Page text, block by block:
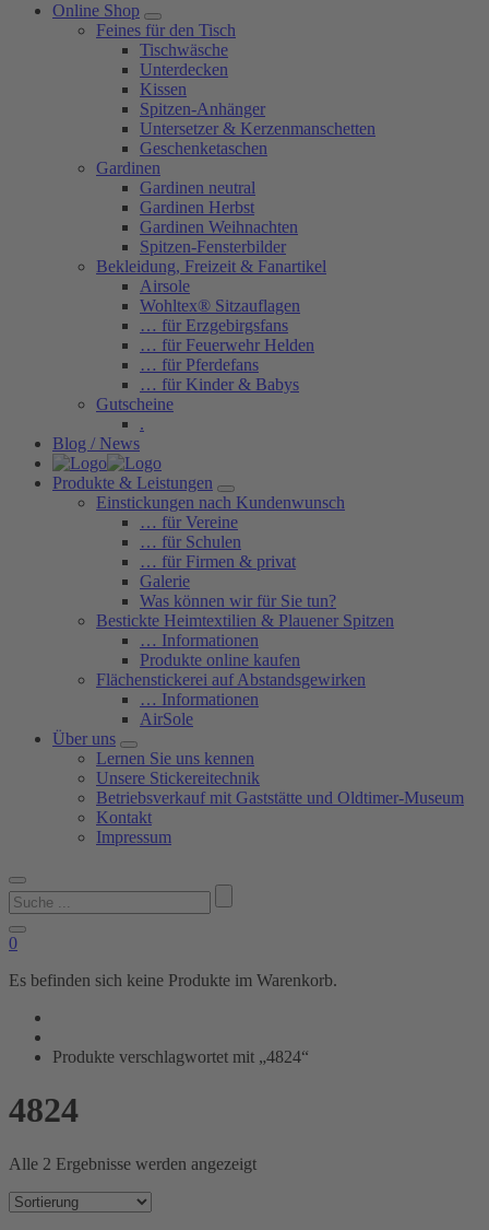
Online Shop
Feines für den Tisch
Tischwäsche
Unterdecken
Kissen
Spitzen-Anhänger
Untersetzer & Kerzenmanschetten
Geschenketaschen
Gardinen
Gardinen neutral
Gardinen Herbst
Gardinen Weihnachten
Spitzen-Fensterbilder
Bekleidung, Freizeit & Fanartikel
Airsole
Wohltex® Sitzauflagen
… für Erzgebirgsfans
… für Feuerwehr Helden
… für Pferdefans
… für Kinder & Babys
Gutscheine
.
Blog / News
Produkte & Leistungen
Einstickungen nach Kundenwunsch
… für Vereine
… für Schulen
… für Firmen & privat
Galerie
Was können wir für Sie tun?
Bestickte Heimtextilien & Plauener Spitzen
… Informationen
Produkte online kaufen
Flächenstickerei auf Abstandsgewirken
… Informationen
AirSole
Über uns
Lernen Sie uns kennen
Unsere Stickereitechnik
Betriebsverkauf mit Gaststätte und Oldtimer-Museum
Kontakt
Impressum
Suchen
nach:
0
Es befinden sich keine Produkte im Warenkorb.
Produkte verschlagwortet mit „4824“
4824
Alle 2 Ergebnisse werden angezeigt